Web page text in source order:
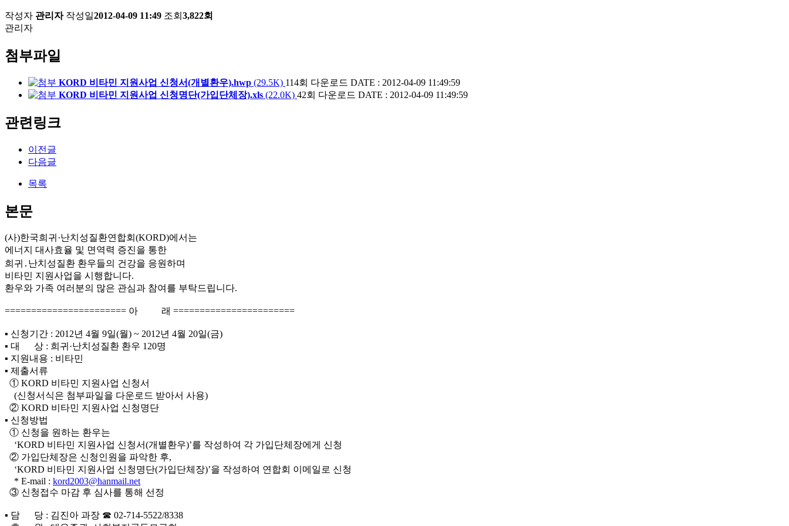
작성자 관리자 작성일2012-04-09 11:49 조회 3,822회
관리자
첨부파일
KORD 비타민 지원사업 신청서(개별환우).hwp (29.5K) 114회 다운로드 DATE : 2012-04-09 11:49:59
KORD 비타민 지원사업 신청명단(가입단체장).xls (22.0K) 42회 다운로드 DATE : 2012-04-09 11:49:59
관련링크
이전글
다음글
목록
본문
(사)한국희귀·난치성질환연합회(KORD)에서는
에너지 대사효율 및 면역력 증진을 통한
희귀․난치성질환 환우들의 건강을 응원하며
비타민 지원사업을 시행합니다.
환우와 가족 여러분의 많은 관심과 참여를 부탁드립니다.
======================= 아 래 =======================
▪ 신청기간 : 2012년 4월 9일(월) ~ 2012년 4월 20일(금)
▪ 대 상 : 희귀·난치성질환 환우 120명
▪ 지원내용 : 비타민
▪ 제출서류
① KORD 비타민 지원사업 신청서
(신청서식은 첨부파일을 다운로드 받아서 사용)
② KORD 비타민 지원사업 신청명단
▪ 신청방법
① 신청을 원하는 환우는
‘KORD 비타민 지원사업 신청서(개별환우)’를 작성하여 각 가입단체장에게 신청
② 가입단체장은 신청인원을 파악한 후,
‘KORD 비타민 지원사업 신청명단(가입단체장)’을 작성하여 연합회 이메일로 신청
* E-mail : kord2003@hanmail.net
③ 신청접수 마감 후 심사를 통해 선정
▪ 담 당 : 김진아 과장 ☎ 02-714-5522/8338